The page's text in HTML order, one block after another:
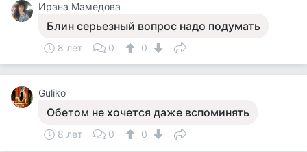
Ирана Мамедова
Блин серьезный вопрос надо подумать
8 лет 0 0
Guliko
Обетом не хочется даже вспоминять
8 лет 0 0